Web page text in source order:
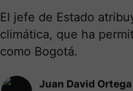
El jefe de Estado
climática, que ha
como Bogotá.
Juan David Ortega